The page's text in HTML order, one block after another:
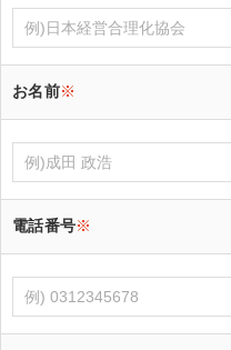
お名前※
電話番号※